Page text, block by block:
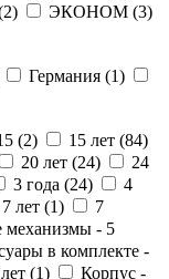
2) ЭКОНОМ (3)
Германия (1)
(2) 15 лет (84)
20 лет (24)
24
3 года (24)
4
7 лет (1)
7
механизмы - 5
в комплекте -
(1) Корпус -